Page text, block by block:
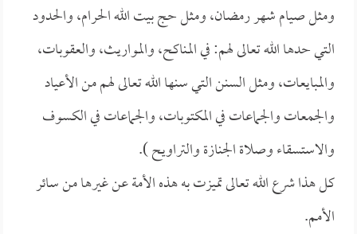
ومثل صيام شهر رمضان، ومثل حج بيت الله الحرام، والحدود
التي حدها الله تعالى لهم: في المناكح، والمواريث، والعقوبات،
والمبايعات، ومثل السنن التي سنها الله تعالى لهم من الأعياد
والجمعات والجماعات في المكتوبات، والجماعات في الكسوف
والاستسقاء وصلاة الجنازة والتراويح ).
كل هذا شرع الله تعالى تميزت به هذه الأمة عن غيرها من سائر
الأمم.